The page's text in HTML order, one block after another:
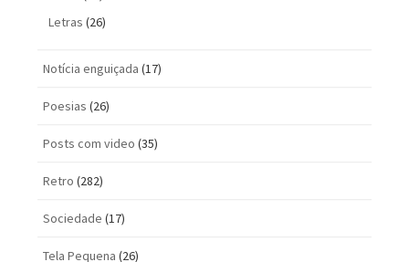
Letras (26)
Notícia enguiçada (17)
Poesias (26)
Posts com vi­deo (35)
Retro (282)
Sociedade (17)
Tela Pequena (26)